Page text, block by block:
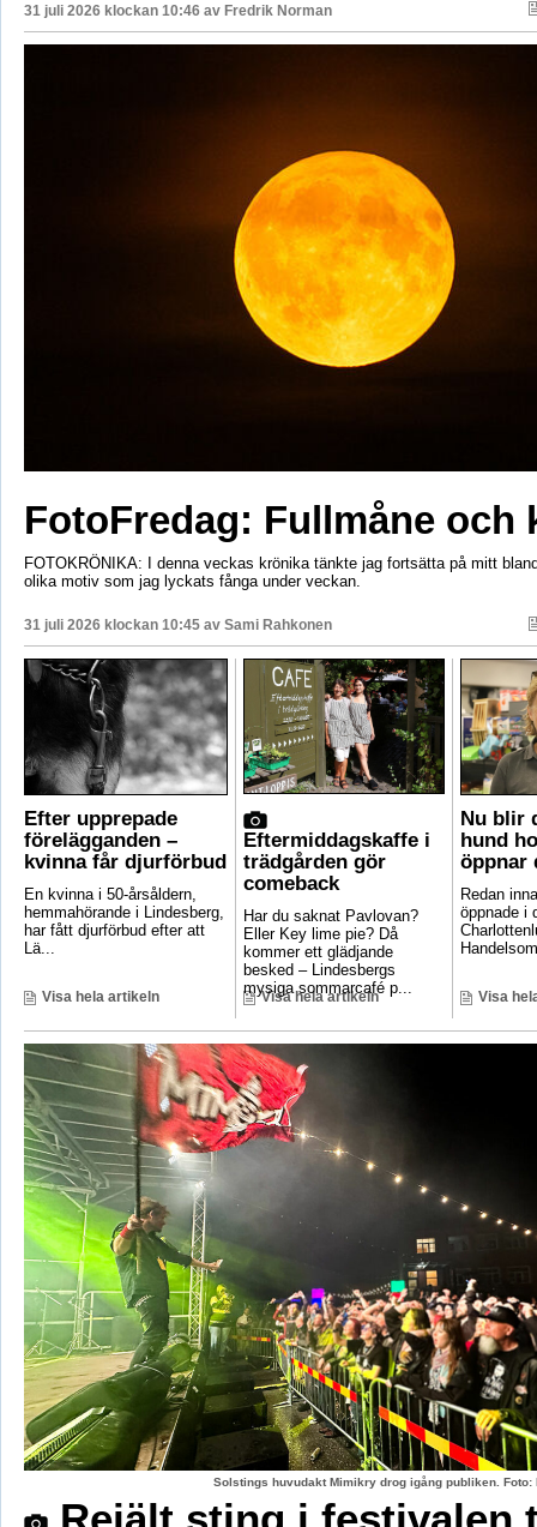
31 juli 2026 klockan 10:46 av Fredrik Norman
FotoFredag: Fullmåne och
FOTOKRÖNIKA: I denna veckas krönika tänkte jag fortsätta på mitt
olika motiv som jag lyckats fånga under veckan.
31 juli 2026 klockan 10:45 av Sami Rahkonen
Efter upprepade
förelägganden –
kvinna får djurförbud
En kvinna i 50-årsåldern,
hemmahörande i Lindesberg,
har fått djurförbud efter att
Lä...
Visa hela artikeln
Eftermiddagskaffe i
trädgården gör
comeback
Har du saknat Pavlovan?
Eller Key lime pie? Då
kommer ett glädjande
besked – Lindesbergs
mysiga sommarcafé p...
Visa hela artikeln
Nu blir
hund
öppnar
Redan
öppnade i
Visa
Solstings huvudakt Mimikry drog igång publiken.